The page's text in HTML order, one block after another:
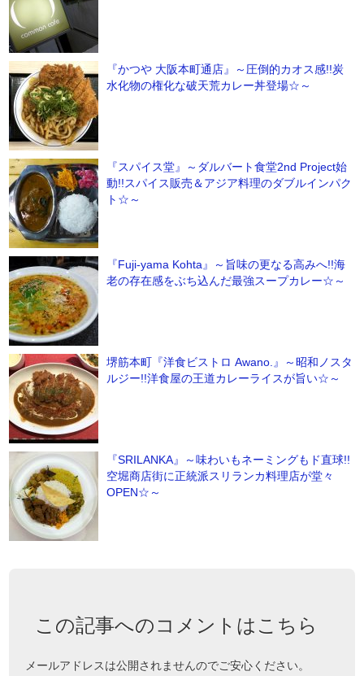
『かつや 大阪本町通店』～圧倒的カオス感!!炭
水化物の権化な破天荒カレー丼登場☆～
『スパイス堂』～ダルバート食堂2nd Project始
動!!スパイス販売＆アジア料理のダブルインパク
ト☆～
『Fuji-yama Kohta』～旨味の更なる高みへ!!海
老の存在感をぶち込んだ最強スープカレー☆～
堺筋本町『洋食ビストロ Awano.』～昭和ノスタ
ルジー!!洋食屋の王道カレーライスが旨い☆～
『SRILANKA』～味わいもネーミングもド直球!!
空堀商店街に正統派スリランカ料理店が堂々
OPEN☆～
この記事へのコメントはこちら
メールアドレスは公開されませんのでご安心ください。